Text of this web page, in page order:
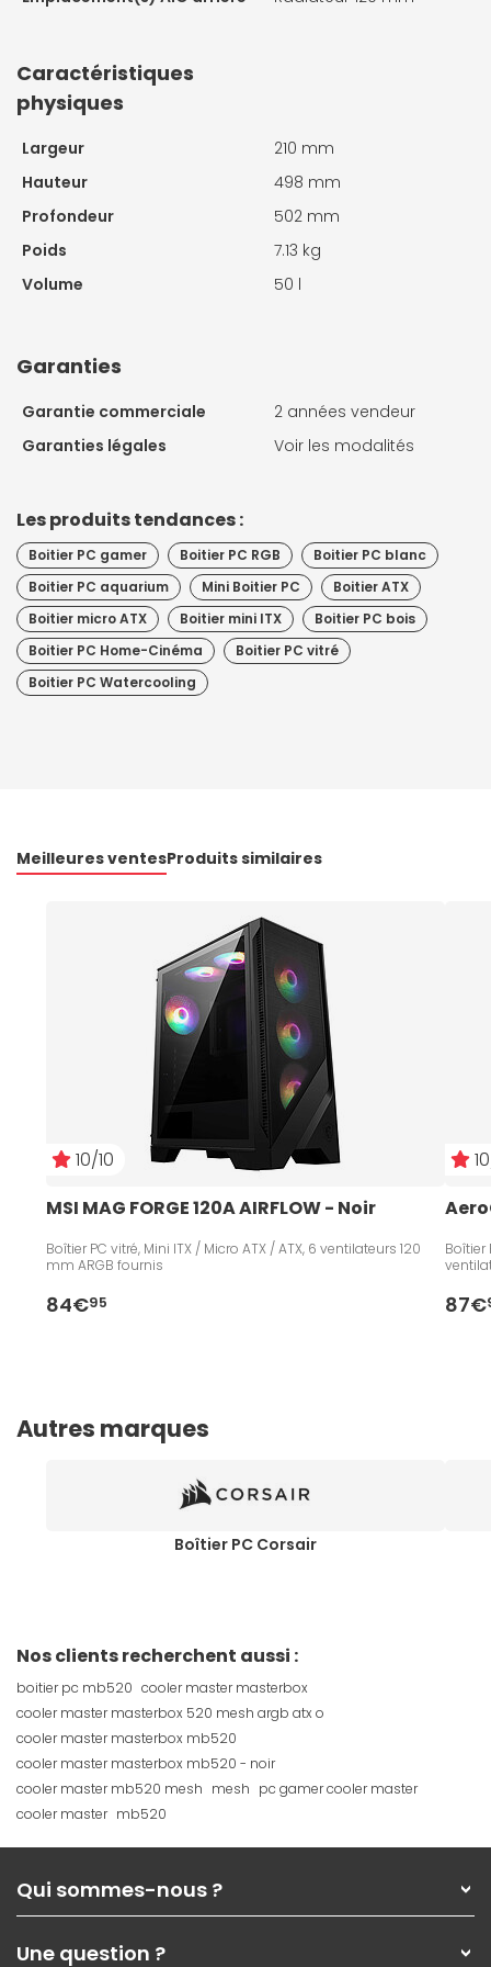
Caractéristiques
physiques
Largeur
210 mm
Hauteur
498 mm
Profondeur
502 mm
Poids
7.13 kg
Volume
50 l
Garanties
Garantie commerciale
2 années vendeur
Garanties légales
Voir les modalités
Les produits tendances :
Boitier PC gamer Boitier PC RGB
Boitier PC blanc
Boitier PC aquarium
Mini Boitier PC
Boitier ATX
Boitier micro ATX
Boitier mini ITX
Boitier PC bois
Boitier PC Home-Cinéma
Boitier PC vitré
Boitier PC Watercooling
Meilleures ventesProduits similaires
10/10
MSI MAG FORGE 120A AIRFLOW - Noir
Boîtier PC vitré, Mini ITX / Micro ATX / ATX, 6 ventilateurs 120
mm ARGB fournis
84€95
Boîtier
87€
Autres marques
Boîtier PC Corsair
Nos clients recherchent aussi :
boitier pc mb520 cooler master masterbox
cooler master masterbox 520 mesh argb atx o
cooler master masterbox mb520
cooler master masterbox mb520 - noir
cooler master mb520 mesh mesh pc gamer cooler master
cooler master mb520
Qui sommes-nous ?
Nos services
Une question ?